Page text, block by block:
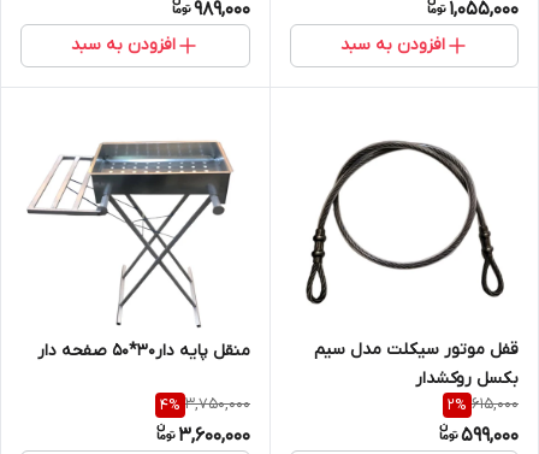
1,055,000
افزودن به سبد
989,000
افزودن به سبد
قفل موتور سیکلت مدل سیم
بکسل روکشدار
615,000
2%
599,000
منقل پایه دار30*50 صفحه دار
3,750,000
4%
3,600,000